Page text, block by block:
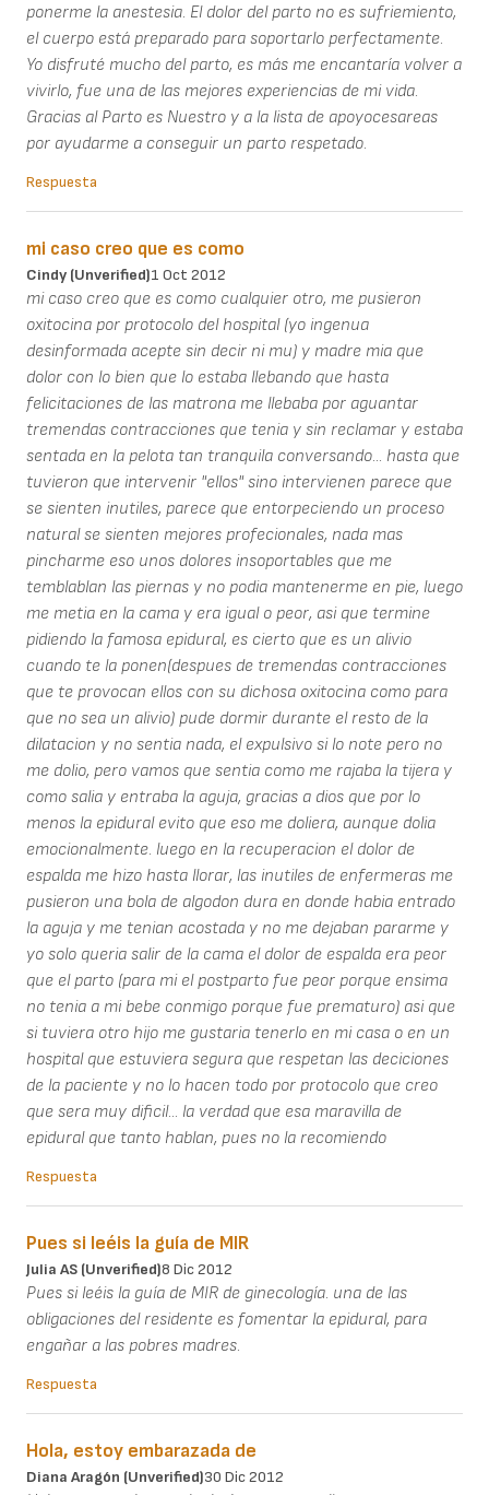
ponerme la anestesia. El dolor del parto no es sufriemiento,
el cuerpo está preparado para soportarlo perfectamente.
Yo disfruté mucho del parto, es más me encantaría volver a
vivirlo, fue una de las mejores experiencias de mi vida.
Gracias al Parto es Nuestro y a la lista de apoyocesareas
por ayudarme a conseguir un parto respetado.
Respuesta
mi caso creo que es como
Cindy (unverified)1 Oct 2012
mi caso creo que es como cualquier otro, me pusieron
oxitocina por protocolo del hospital (yo ingenua
desinformada acepte sin decir ni mu) y madre mia que
dolor con lo bien que lo estaba llebando que hasta
felicitaciones de las matrona me llebaba por aguantar
tremendas contracciones que tenia y sin reclamar y estaba
sentada en la pelota tan tranquila conversando... hasta que
tuvieron que intervenir "ellos" sino intervienen parece que
se sienten inutiles, parece que entorpeciendo un proceso
natural se sienten mejores profecionales, nada mas
pincharme eso unos dolores insoportables que me
temblablan las piernas y no podia mantenerme en pie, luego
me metia en la cama y era igual o peor, asi que termine
pidiendo la famosa epidural, es cierto que es un alivio
cuando te la ponen(despues de tremendas contracciones
que te provocan ellos con su dichosa oxitocina como para
que no sea un alivio) pude dormir durante el resto de la
dilatacion y no sentia nada, el expulsivo si lo note pero no
me dolio, pero vamos que sentia como me rajaba la tijera y
como salia y entraba la aguja, gracias a dios que por lo
menos la epidural evito que eso me doliera, aunque dolia
emocionalmente. luego en la recuperacion el dolor de
espalda me hizo hasta llorar, las inutiles de enfermeras me
pusieron una bola de algodon dura en donde habia entrado
la aguja y me tenian acostada y no me dejaban pararme y
yo solo queria salir de la cama el dolor de espalda era peor
que el parto (para mi el postparto fue peor porque ensima
no tenia a mi bebe conmigo porque fue prematuro) asi que
si tuviera otro hijo me gustaria tenerlo en mi casa o en un
hospital que estuviera segura que respetan las deciciones
de la paciente y no lo hacen todo por protocolo que creo
que sera muy dificil... la verdad que esa maravilla de
epidural que tanto hablan, pues no la recomiendo
Respuesta
Pues si leéis la guía de MIR
Julia AS (unverified)8 Dic 2012
Pues si leéis la guía de MIR de ginecología. una de las
obligaciones del residente es fomentar la epidural, para
engañar a las pobres madres.
Respuesta
Hola, estoy embarazada de
Diana Aragón (unverified)30 Dic 2012